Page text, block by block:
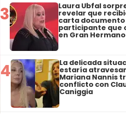
3 Laura Ubfal
revelar que
carta documento
participante que
en Gran Hermano
4 La delicada
estaría
Mariana Nannis
conflicto con
Caniggia